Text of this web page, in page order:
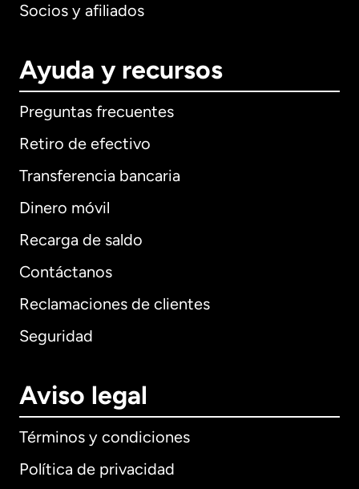
Socios y afiliados
Ayuda y recursos
Preguntas frecuentes
Retiro de efectivo
Transferencia bancaria
Dinero móvil
Recarga de saldo
Contáctanos
Reclamaciones de clientes
Seguridad
Aviso legal
Términos y condiciones
Política de privacidad